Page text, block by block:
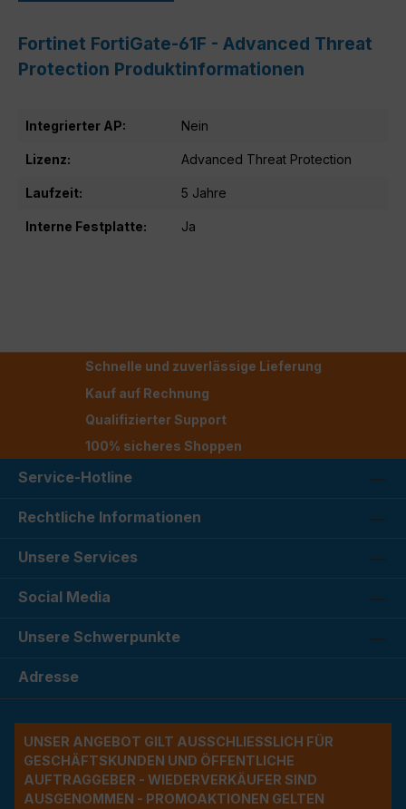
Fortinet FortiGate-61F - Advanced Threat
Protection Produktinformationen
Integrierter AP: Nein
Lizenz: Advanced Threat Protection
Laufzeit: 5 Jahre
Interne Festplatte: Ja
Schnelle und zuverlässige Lieferung
Kauf auf Rechnung
Qualifizierter Support
100% sicheres Shoppen
Service-Hotline
Rechtliche Informationen
Unsere Services
Social Media
Unsere Schwerpunkte
Adresse
UNSER ANGEBOT GILT AUSSCHLIESSLICH FÜR G
ESCHÄFTSKUNDEN UND ÖFFENTLICHE A
UFTRAGGEBER - WIEDERVERKÄUFER SIND A
USGENOMMEN - PROMOAKTIONEN GELTEN A